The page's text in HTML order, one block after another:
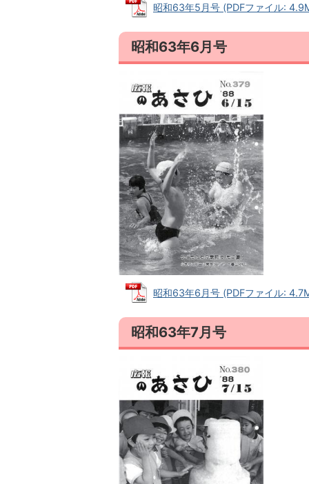
昭和63年5月号 (PDFファイル:
昭和63年6月号
昭和63年6月号 (PDFファイル:
昭和63年7月号